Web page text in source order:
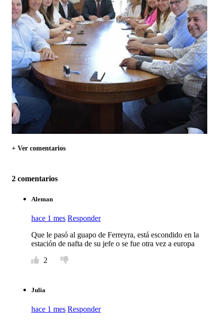
+ Ver comentarios
2 comentarios
Aleman
hace 1 mes Responder
Que le pasó al guapo de Ferreyra, está escondido en la
estación de nafta de su jefe o se fue otra vez a europa
2
Julia
hace 1 mes Responder